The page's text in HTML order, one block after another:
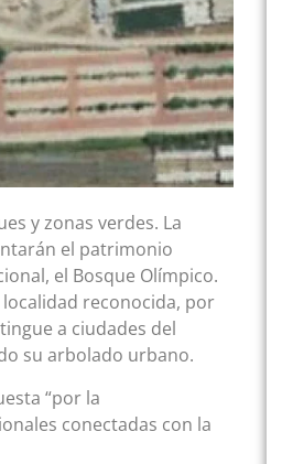
y zonas verdes. La
el patrimonio
el Bosque Olímpico.
reconocida, por
a ciudades del
su arbolado urbano.
“por la
conectadas con la